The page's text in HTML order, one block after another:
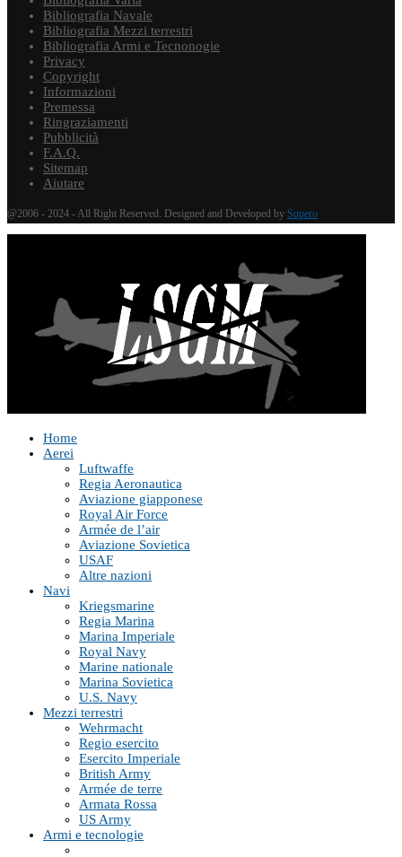
Bibliografia Navale
Bibliografia Mezzi terrestri
Bibliografia Armi e Tecnonogie
Privacy
Copyright
Informazioni
Premessa
Ringraziamenti
Pubblicità
F.A.Q.
Sitemap
Aiutare
@2006 - 2024 - All Right Reserved. Designed and Developed by Supero
Home
Aerei
Luftwaffe
Regia Aeronautica
Aviazione giapponese
Royal Air Force
Armée de l’air
Aviazione Sovietica
USAF
Altre nazioni
Navi
Kriegsmarine
Regia Marina
Marina Imperiale
Royal Navy
Marine nationale
Marina Sovietica
U.S. Navy
Mezzi terrestri
Wehrmacht
Regio esercito
Esercito Imperiale
British Army
Armée de terre
Armata Rossa
US Army
Armi e tecnologie